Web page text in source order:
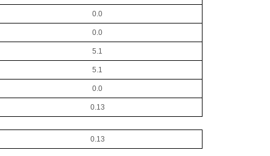
0.0
0.0
5.1
5.1
0.0
0.13
0.13